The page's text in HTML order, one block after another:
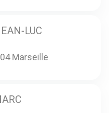
LUC
Marseille